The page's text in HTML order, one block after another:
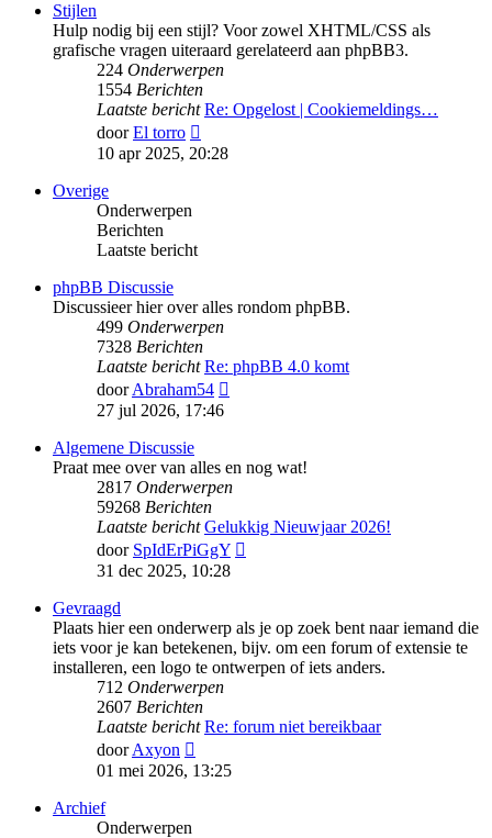
Stijlen
Hulp nodig bij een stijl? Voor zowel XHTML/CSS als
grafische vragen uiteraard gerelateerd aan phpBB3.
224 Onderwerpen
1554 Berichten
Laatste bericht Re: Opgelost | Cookiemeldings…
doorEl torro
laatste
10 apr 2025, 20:28
Overige
Onderwerpen
Berichten
Laatste bericht
phpBB Discussie
Discussieer hier over alles rondom phpBB.
499 Onderwerpen
7328 Berichten
Laatste bericht Re: phpBB 4.0 komt
doorAbraham54
27 jul 2026, 17:46
Algemene Discussie
Praat mee over van alles en nog wat!
2817 Onderwerpen
59268 Berichten
Laatste bericht Gelukkig Nieuwjaar 2026!
door SpIdErPiGgY
31 dec 2025, 10:28
Gevraagd
Plaats hier een onderwerp als je op zoek bent naar iemand die
iets voor je kan betekenen, bijv. om een forum of extensie te
installeren, een logo te ontwerpen of iets anders.
712 Onderwerpen
2607 Berichten
Laatste bericht Re: forum niet bereikbaar
doorAxyon
laatste
01 mei 2026, 13:25
Archief
Onderwerpen